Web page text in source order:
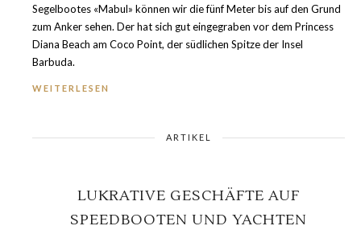
Segelbootes «Mabul» können wir die fünf Meter bis auf den Grund
zum Anker sehen. Der hat sich gut eingegraben vor dem Princess
Diana Beach am Coco Point, der südlichen Spitze der Insel
Barbuda.
WEITERLESEN
ARTIKEL
LUKRATIVE GESCHÄFTE AUF
SPEEDBOOTEN UND YACHTEN